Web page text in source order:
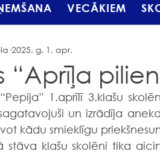
VECĀKIEM
“Aprīļa
2025. g. 1. apr.
un izrādīja
kādu smieklīgu